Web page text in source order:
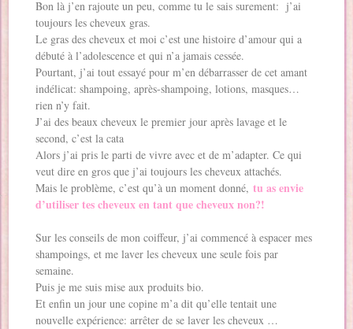
Bon là j’en rajoute un peu, comme tu le sais surement: j’ai
toujours les cheveux gras.
Le gras des cheveux et moi c’est une histoire d’amour qui a
débuté à l’adolescence et qui n’a jamais cessée.
Pourtant, j’ai tout essayé pour m’en débarrasser de cet amant
indélicat: shampoing, après-shampoing, lotions, masques…
rien n’y fait.
J’ai des beaux cheveux le premier jour après lavage et le
second, c’est la cata
Alors j’ai pris le parti de vivre avec et de m’adapter. Ce qui
veut dire en gros que j’ai toujours les cheveux attachés.
Mais le problème, c’est qu’à un moment donné,tu as envie
d’utiliser tes cheveux en tant que cheveux non?!
Sur les conseils de mon coiffeur, j’ai commencé à espacer mes
shampoings, et me laver les cheveux une seule fois par
semaine.
Puis je me suis mise aux produits bio.
Et enfin un jour une copine m’a dit qu’elle tentait une
nouvelle expérience: arrêter de se laver les cheveux …